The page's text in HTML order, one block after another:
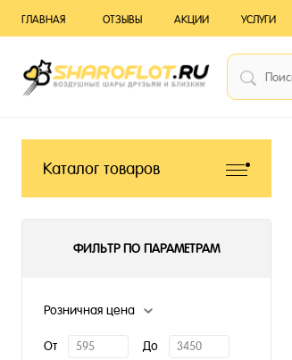
ГЛАВНАЯ ОТЗЫВЫ АКЦИИ УСЛУГИ
Каталог товаров
ФИЛЬТР ПО ПАРАМЕТРАМ
Розничная цена
От До